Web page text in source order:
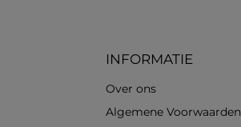
INFORMATIE
Over ons
Algemene Voorwaarden